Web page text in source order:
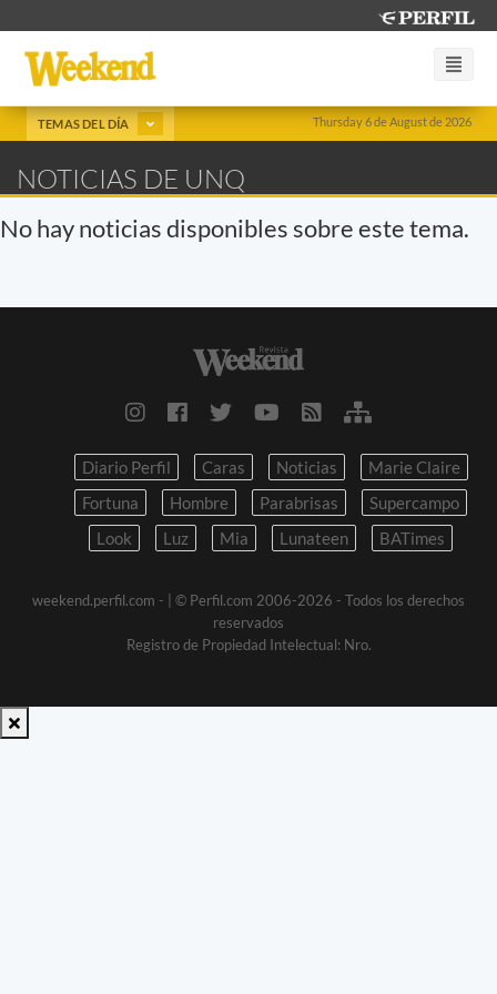
Thursday 6 de August de 2026
TEMAS DEL DÍA
NOTICIAS DE UNQ
No hay noticias disponibles sobre este tema.
Diario Perfil Caras Noticias
Marie Claire
Fortuna
Hombre Parabrisas
Supercampo
Look
Luz Mia Lunateen BATimes
weekend.perfil.com -
| © Perfil.com 2006-2026 - Todos los derechos
reservados
Registro de Propiedad Intelectual: Nro.